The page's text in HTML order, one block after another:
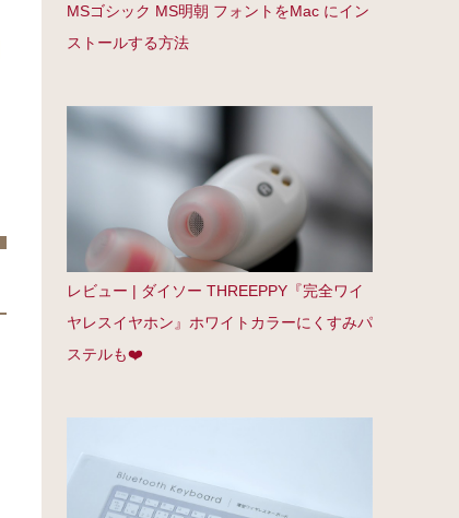
MSゴシック MS明朝 フォントをMac にイン
ストールする方法
レビュー | ダイソー THREEPPY『完全ワイ
ヤレスイヤホン』ホワイトカラーにくすみパ
ステルも❤️